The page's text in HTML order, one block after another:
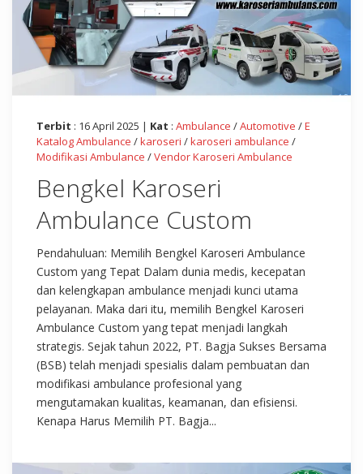
Terbit : 16 April 2025 | Kat : Ambulance /Automotive /E
Katalog Ambulance /karoseri /karoseri ambulance /
Modifikasi Ambulance /Vendor Karoseri Ambulance
Bengkel Karoseri
Ambulance Custom
Pendahuluan: Memilih Bengkel Karoseri Ambulance
Custom yang Tepat Dalam dunia medis, kecepatan
dan kelengkapan ambulance menjadi kunci utama
pelayanan. Maka dari itu, memilih Bengkel Karoseri
Ambulance Custom yang tepat menjadi langkah
strategis. Sejak tahun 2022, PT. Bagja Sukses Bersama
(BSB) telah menjadi spesialis dalam pembuatan dan
modifikasi ambulance profesional yang
mengutamakan kualitas, keamanan, dan efisiensi.
Kenapa Harus Memilih PT. Bagja...